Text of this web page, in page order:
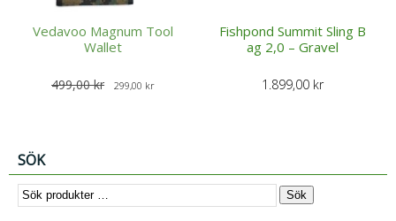
Vedavoo Magnum Tool
Wallet
499,00kr D
s
p
299,00 krD
v
a
Fishpond Summit Sling B
ag 2,0 – Gravel
1.899,00 kr
SÖK
Sök